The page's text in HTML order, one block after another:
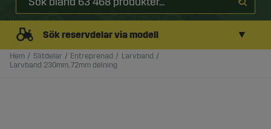
Sök reservdelar via modell ▼
Hem Slitdelar Entreprenad
Larvband
Larvband 230mm, 72mm delning